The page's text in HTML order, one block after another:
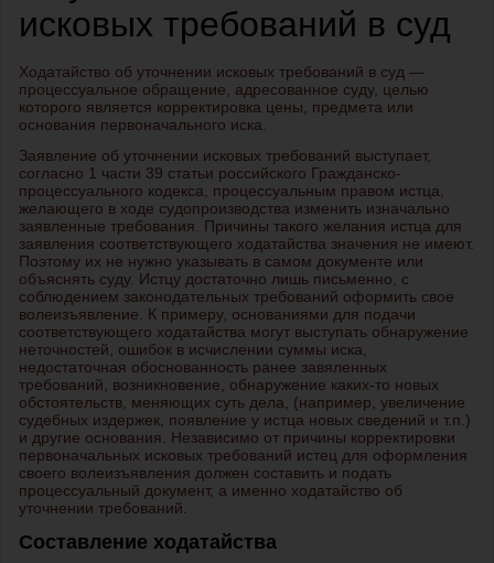
исковых требований в суд
Ходатайство об уточнении исковых требований в суд —
процессуальное обращение, адресованное суду, целью
которого является корректировка цены, предмета или
основания первоначального иска.
Заявление об уточнении исковых требований выступает,
согласно 1 части 39 статьи российского Гражданско-
процессуального кодекса, процессуальным правом истца,
желающего в ходе судопроизводства изменить изначально
заявленные требования. Причины такого желания истца для
заявления соответствующего ходатайства значения не имеют.
Поэтому их не нужно указывать в самом документе или
объяснять суду. Истцу достаточно лишь письменно, с
соблюдением законодательных требований оформить свое
волеизъявление. К примеру, основаниями для подачи
соответствующего ходатайства могут выступать обнаружение
неточностей, ошибок в исчислении суммы иска,
недостаточная обоснованность ранее завяленных
требований, возникновение, обнаружение каких-то новых
обстоятельств, меняющих суть дела, (например, увеличение
судебных издержек, появление у истца новых сведений и т.п.)
и другие основания. Независимо от причины корректировки
первоначальных исковых требований истец для оформления
своего волеизъявления должен составить и подать
процессуальный документ, а именно ходатайство об
уточнении требований.
Составление ходатайства